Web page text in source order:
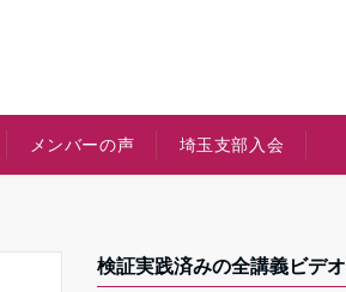
メンバーの声 埼玉支部入会
検証実践済みの全講義ビデオ